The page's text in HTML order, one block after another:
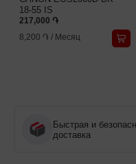
18-55 IS
217,000 ֏
8,200 ֏ / Месяц
Быстрая и
доставка